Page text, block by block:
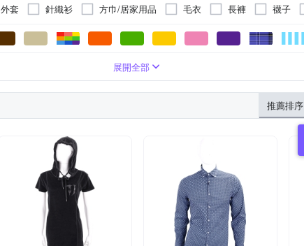
外套 針織衫 方巾/居家用品 毛衣 長褲 襪子
襯衫
喀什米爾羊毛
展開全部
推薦排序